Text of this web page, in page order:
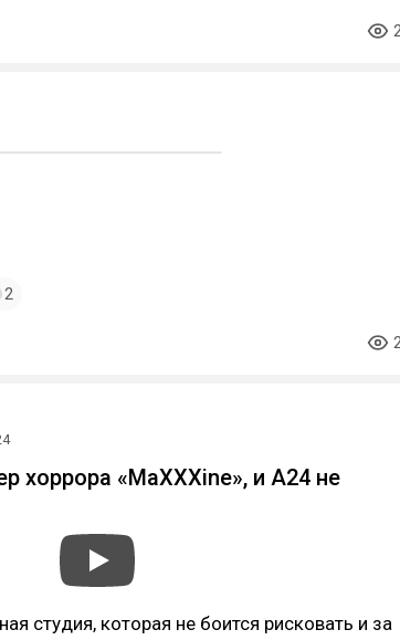
2
хоррора «MaXXXine», и A24 не
студия, которая не боится рисковать и за